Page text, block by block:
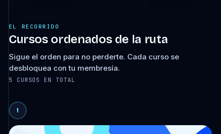
EL RECORRIDO
Cursos ordenados de la ruta
Sigue el orden para no perderte. Cada curso se
desbloquea con tu membresía.
5 CURSOS EN TOTAL
1